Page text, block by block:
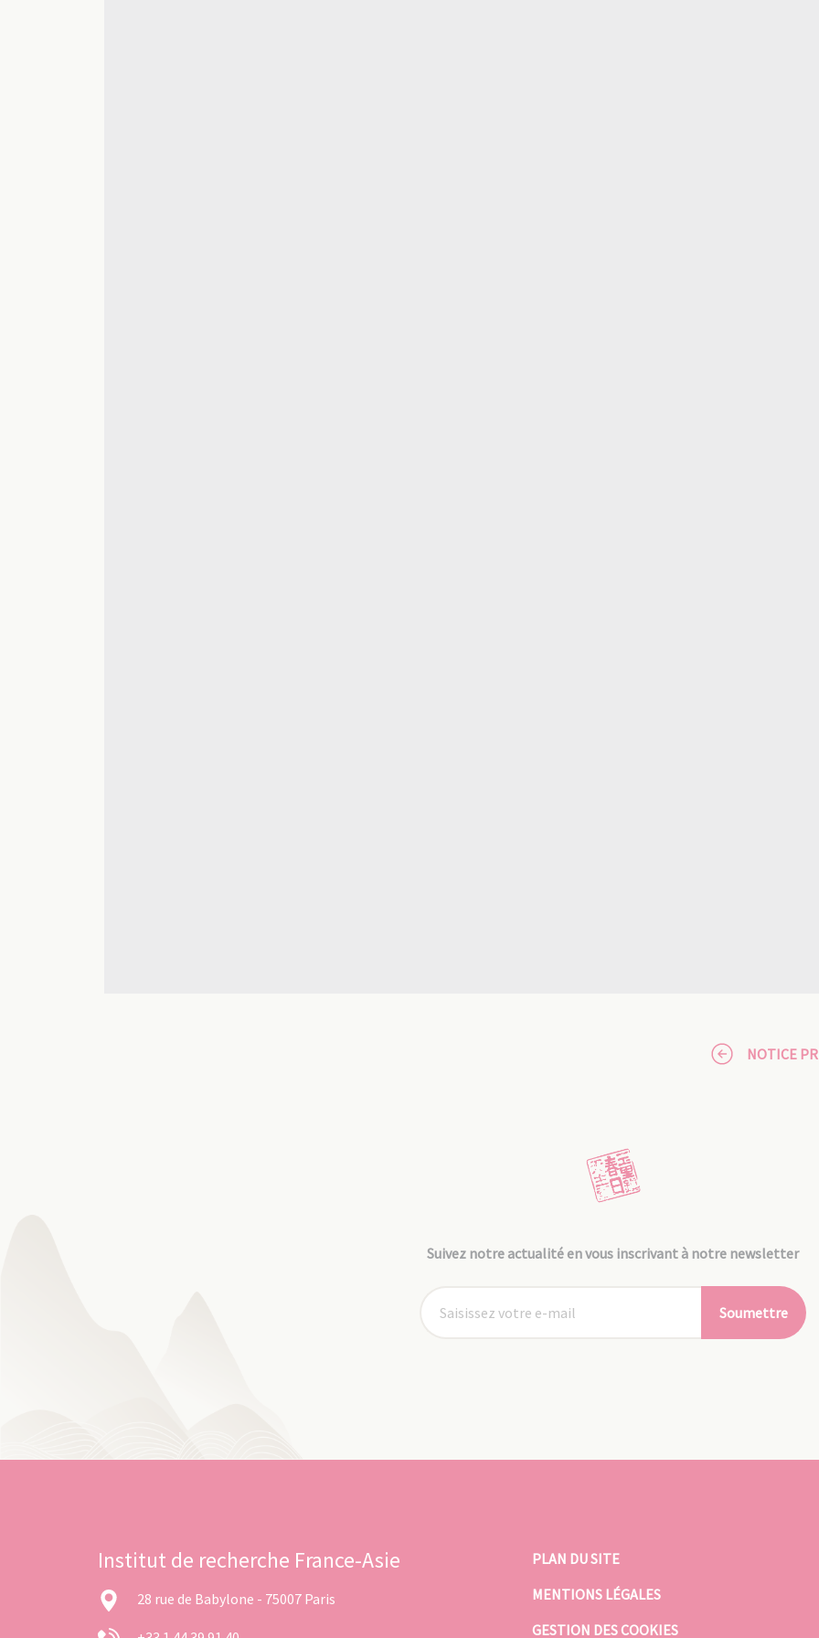
NOTICE
Suivez notre actualité en vous inscrivant à notre newsletter
Soumettre
Institut de recherche France-Asie
28 rue de Babylone - 75007 Paris
PLAN DU SITE
MENTIONS LÉGALES
GESTION DES COOKIES